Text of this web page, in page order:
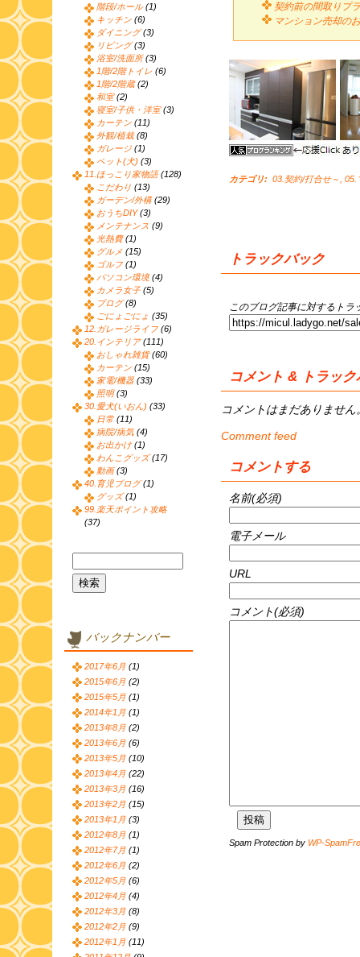
契約前の間取りプ
マンション売却の
カテゴリ: 03.契約/打合せ～ 05.
トラックバック
このブログ記事に対するトラ
コメント & トラック
コメントはまだありません
Comment feed
コメントする
名前(必須)
電子メール
URL
コメント(必須)
Spam Protection by WP-
階段/ホール(1)
キッチン (6)
ダイニング(3)
リビング(3)
浴室/洗面所(3)
1階/2階トイレ (6)
1階/2階蔵(2)
和室(2)
寝室/子供・洋室(3)
カーテン (11)
外観/植栽(8)
ガレージ (1)
ペット(犬) (3)
11.ほっこり家物語(128)
こだわり (13)
ガーデン/外構(29)
おうちDIY(3)
メンテナンス (9)
光熱費(1)
グルメ (15)
ゴルフ (1)
パソコン環境(4)
カメラ女子 (5)
ブログ(8)
ごにょごにょ (35)
12.ガレージライフ (6)
20.インテリア(111)
おしゃれ雑貨(60)
カーテン (15)
家電/機器 (33)
照明(3)
30.愛犬(いおん) (33)
日常 (11)
病院/病気 (4)
お出かけ (1)
わんこグッズ(17)
動画(3)
40.育児ブログ(1)
グッズ(1)
99.楽天ポイント攻略
(37)
バックナンバー
2017年6月 (1)
2015年6月 (2)
2015年5月 (1)
2014年1月 (1)
2013年8月 (2)
2013年6月 (6)
2013年5月 (10)
2013年4月 (22)
2013年3月 (16)
2013年2月 (15)
2013年1月 (3)
2012年8月 (1)
2012年7月 (1)
2012年6月 (2)
2012年5月 (6)
2012年4月 (4)
2012年3月 (8)
2012年2月 (9)
2012年1月 (11)